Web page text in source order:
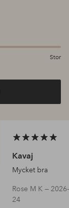
Stor
Kavaj
Mycket bra
Rose M K —
24